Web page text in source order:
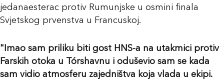
jedanaesterac protiv Rumunjske u osmini finala
Svjetskog prvenstva u Francuskoj.
"Imao sam priliku biti gost HNS-a na utakmici protiv
Farskih otoka u Tórshavnu i oduševio sam se kada
sam vidio atmosferu zajedništva koja vlada u ekipi.